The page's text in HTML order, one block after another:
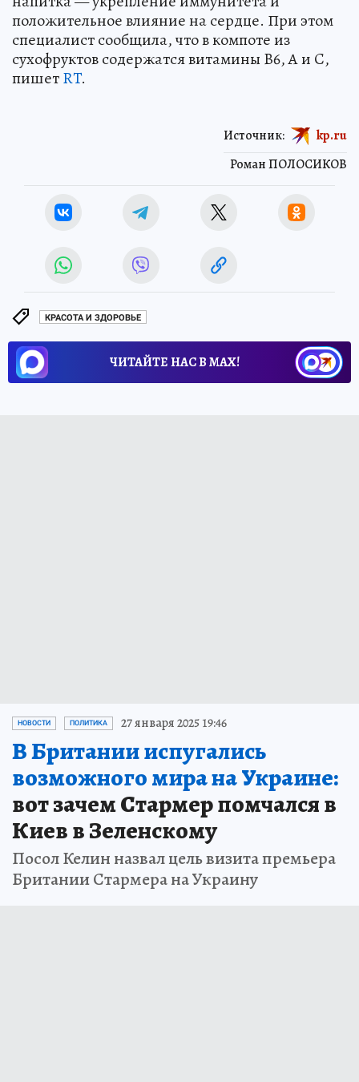
положительное влияние на сердце. При этом
специалист сообщила, что в компоте из
сухофруктов содержатся витамины B6, A и C,
пишетRT.
Роман ПОЛОСИКОВ
Источник: kp.ru
КРАСОТА И ЗДОРОВЬЕ
ЧИТАЙТЕ НАС В МАХ!
НОВОСТИ ПОЛИТИКА 27 января 2025 19:46
В Британии испугались
возможного мира на Украине:
вот зачем Стармер помчался в
Киев в Зеленскому
Посол Келин назвал цель визита премьера
Британии Стармера на Украину